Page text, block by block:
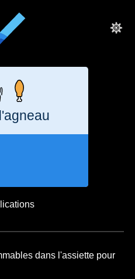
dans l'assiette pour